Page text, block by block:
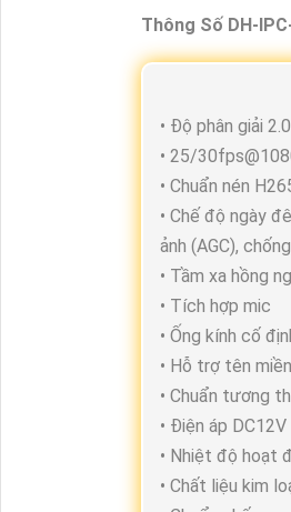
Thông Số DH-
• Độ phân giải
• 25/
• Chuẩn nén
• Chế độ ngày
ảnh (AGC),
• Tầm xa hồng
• Tích hợp mic
• Ống kính cố
• Hỗ trợ tên
• Chuẩn tương
• Điện áp
• Nhiệt độ hoạt
• Chất liệu kim